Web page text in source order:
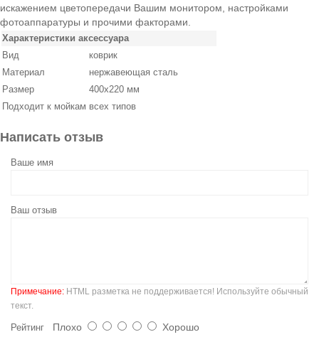
искажением цветопередачи Вашим монитором, настройками
фотоаппаратуры и прочими факторами.
Характеристики аксессуара
Вид
коврик
Материал
нержавеющая сталь
Размер
400x220 мм
Подходит к мойкам всех типов
Написать отзыв
Ваше имя
Ваш отзыв
Примечание: HTML разметка не поддерживается! Используйте обычный
текст.
Рейтинг Плохо
Хорошо